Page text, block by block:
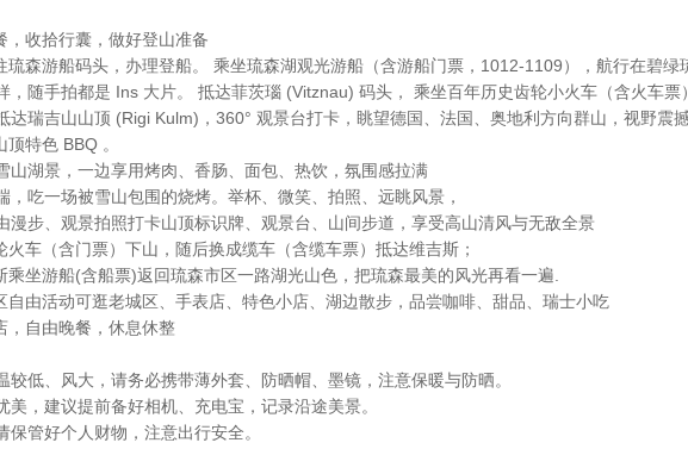
，收拾行囊，做好登山准备
琉森游船码头，办理登船。 乘坐琉森湖观光游船（含游船门票，1012-1109），航行在碧
，随手拍都是 Ins 大片。 抵达菲茨瑙 (Vitznau) 码头， 乘坐百年历史齿轮小火车（含火车
达瑞吉山山顶 (Rigi Kulm)，360° 观景台打卡，眺望德国、法国、奥地利方向群山，视野震
特色 BBQ 。
山湖景，一边享用烤肉、香肠、面包、热饮，氛围感拉满
，吃一场被雪山包围的烧烤。举杯、微笑、拍照、远眺风景，
漫步、观景拍照打卡山顶标识牌、观景台、山间步道，享受高山清风与无敌全景
火车（含门票）下山，随后换成缆车（含缆车票）抵达维吉斯；
乘坐游船(含船票)返回琉森市区一路湖光山色，把琉森最美的风光再看一遍.
自由活动可逛老城区、手表店、特色小店、湖边散步，品尝咖啡、甜品、瑞士小吃
，自由晚餐，休息休整
较低、风大，请务必携带薄外套、防晒帽、墨镜，注意保暖与防晒。
美，建议提前备好相机、充电宝，记录沿途美景。
保管好个人财物，注意出行安全。